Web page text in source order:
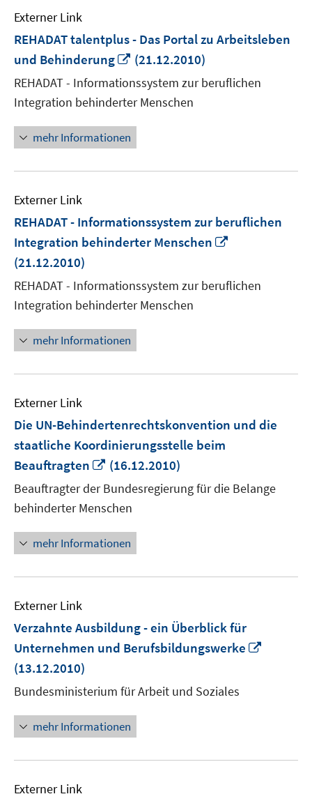
Externer Link
REHADAT talentplus - Das Portal zu Arbeitsleben
und Behinderung
In
Fenster
öffnen
(21.12.2010)
REHADAT - Informationssystem zur beruflichen
Integration behinderter Menschen
mehr Informationen
Externer Link
REHADAT - Informationssystem zur beruflichen
Integration behinderter Menschen
öffnen
(21.12.2010)
REHADAT - Informationssystem zur beruflichen
Integration behinderter Menschen
mehr Informationen
Externer Link
Die UN-Behindertenrechtskonvention und die
staatliche Koordinierungsstelle beim
Beauftragten
In
neuem
Fenster
öffnen
(16.12.2010)
Beauftragter der Bundesregierung für die Belange
behinderter Menschen
mehr Informationen
Externer Link
Verzahnte Ausbildung - ein Überblick für
Unternehmen und Berufsbildungswerke
(13.12.2010)
Bundesministerium für Arbeit und Soziales
mehr Informationen
Externer Link